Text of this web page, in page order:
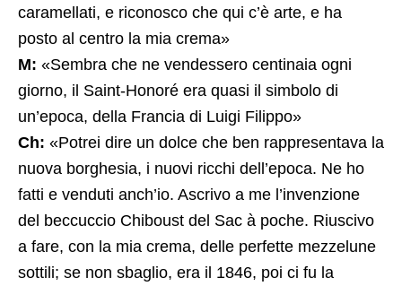
caramellati, e riconosco che qui c’è arte, e ha
posto al centro la mia crema»
M: «Sembra che ne vendessero centinaia ogni
giorno, il Saint-Honoré era quasi il simbolo di
un’epoca, della Francia di Luigi Filippo»
Ch: «Potrei dire un dolce che ben rappresentava la
nuova borghesia, i nuovi ricchi dell’epoca. Ne ho
fatti e venduti anch’io. Ascrivo a me l’invenzione
del beccuccio Chiboust del Sac à poche. Riuscivo
a fare, con la mia crema, delle perfette mezzelune
sottili; se non sbaglio, era il 1846, poi ci fu la